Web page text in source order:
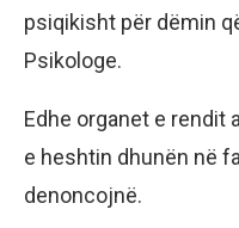
psiqikisht për dëmin
Psikologe.
Edhe organet e rendit
e heshtin dhunën në
denoncojnë.